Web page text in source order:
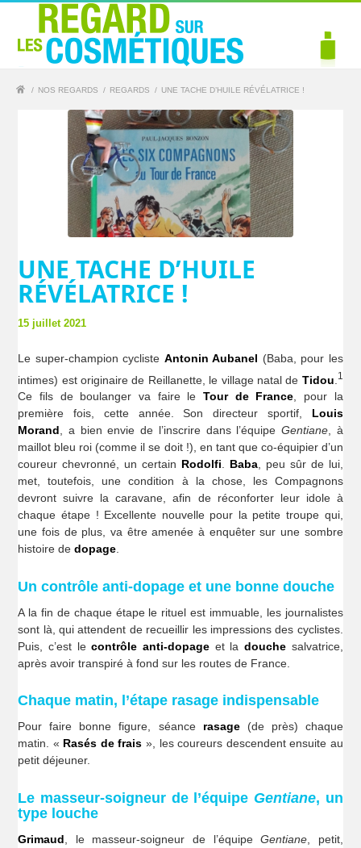
/ NOS REGARDS / REGARDS / UNE TACHE D’HUILE RÉVÉLATRICE !
UNE TACHE D’HUILE
RÉVÉLATRICE !
15 juillet 2021
Le super-champion cycliste Antonin Aubanel (Baba, pour les
intimes) est originaire de Reillanette, le village natal de Tidou 1
Ce fils de boulanger va faire le Tour de France, pour la
première fois, cette année. Son directeur sportif, Louis
Morand, a bien envie de l’inscrire dans l’équipe Gentiane, à
maillot bleu roi (comme il se doit !), en tant que co-équipier d’un
coureur chevronné, un certain Rodolfi. Baba, peu sûr de lui,
met, toutefois, une condition à la chose, les Compagnons
devront suivre la caravane, afin de réconforter leur idole à
chaque étape ! Excellente nouvelle pour la petite troupe qui,
une fois de plus, va être amenée à enquêter sur une sombre
histoire dedopage.
Un contrôle anti-dopage et une bonne douche
A la fin de chaque étape le rituel est immuable, les journalistes
sont là, qui attendent de recueillir les impressions des cyclistes.
Puis, c’est lecontrôle anti-dopage et la douchesalvatrice,
après avoir transpiré à fond sur les routes de France.
Chaque matin, l’étape rasage indispensable
Pour faire bonne figure, séance rasage(de près) chaque
matin. « Rasés de frais », les coureurs descendent ensuite au
petit déjeuner.
Le masseur-soigneur de l’équipe Gentiane, un
type louche
Grimaud , le masseur-soigneur de l’équipeGentiane , petit,